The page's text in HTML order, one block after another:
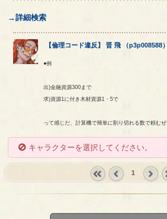
→詳細検索
【倫理コード違反 】晋 飛 （p3p008588）
●例
出)金融資源300まで
求)資源1に付き木材資源1・5で
って感じだ、計算機で簡単に割り切れる数で頼むぜ
キャラクターを選択してください。
1